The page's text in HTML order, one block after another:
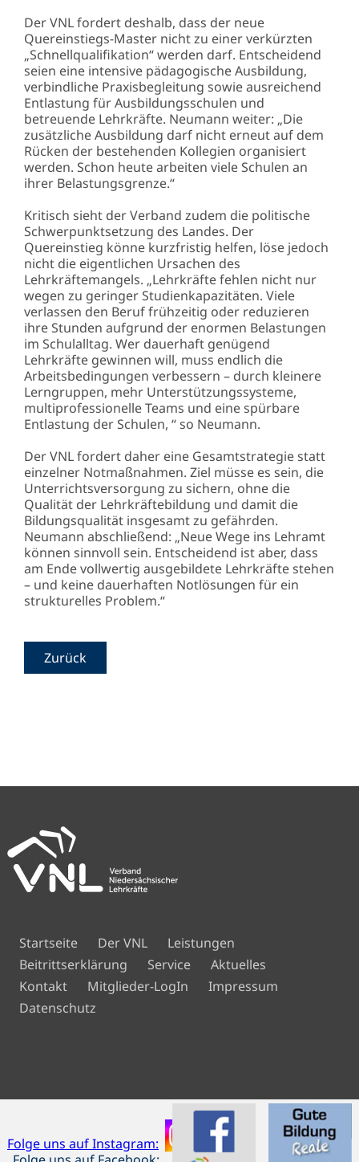
Der VNL fordert deshalb, dass der neue
Quereinstiegs-Master nicht zu einer verkürzten
„Schnellqualifikation“ werden darf. Entscheidend
seien eine intensive pädagogische Ausbildung,
verbindliche Praxisbegleitung sowie ausreichend
Entlastung für Ausbildungsschulen und
betreuende Lehrkräfte. Neumann weiter: „Die
zusätzliche Ausbildung darf nicht erneut auf dem
Rücken der bestehenden Kollegien organisiert
werden. Schon heute arbeiten viele Schulen an
ihrer Belastungsgrenze.“
Kritisch sieht der Verband zudem die politische
Schwerpunktsetzung des Landes. Der
Quereinstieg könne kurzfristig helfen, löse jedoch
nicht die eigentlichen Ursachen des
Lehrkräftemangels. „Lehrkräfte fehlen nicht nur
wegen zu geringer Studienkapazitäten. Viele
verlassen den Beruf frühzeitig oder reduzieren
ihre Stunden aufgrund der enormen Belastungen
im Schulalltag. Wer dauerhaft genügend
Lehrkräfte gewinnen will, muss endlich die
Arbeitsbedingungen verbessern – durch kleinere
Lerngruppen, mehr Unterstützungssysteme,
multiprofessionelle Teams und eine spürbare
Entlastung der Schulen, “ so Neumann.
Der VNL fordert daher eine Gesamtstrategie statt
einzelner Notmaßnahmen. Ziel müsse es sein, die
Unterrichtsversorgung zu sichern, ohne die
Qualität der Lehrkräftebildung und damit die
Bildungsqualität insgesamt zu gefährden.
Neumann abschließend: „Neue Wege ins Lehramt
können sinnvoll sein. Entscheidend ist aber, dass
am Ende vollwertig ausgebildete Lehrkräfte stehen
– und keine dauerhaften Notlösungen für ein
strukturelles Problem.“
Zurück
Navigation
überspringen
Startseite Der VNL
Leistungen
Beitrittserklärung
Service
Aktuelles
Navigation
überspringen
Kontakt Mitglieder-LogIn
Impressum
Datenschutz
Folge uns auf Instagram: